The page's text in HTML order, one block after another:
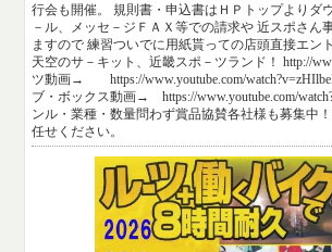
行会も開催。 規則書・申込書はＨＰトップよりダ
－ル、メッセ－ジＦＡＸ等での請求や 近スポさん
ますので 練習ついでに用紙貰っての店頭直接エン
天空のサ－キット、近畿スポ－ツランド！ http://
ツ動画→ https://www.youtube.com/
ブ・ボックス動画→ https://www.youtube.com/
ンル・業種・数量問わず賞品協賛各社様も募集中
任せください。